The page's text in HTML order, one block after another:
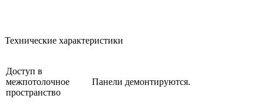
Технические характеристики
Доступ в
межпотолочное
пространство
Панели демонтируются.